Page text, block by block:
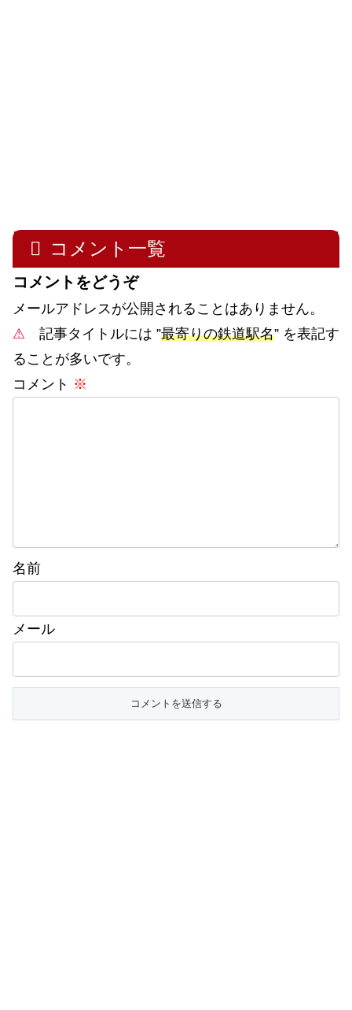
コメント一覧
コメントをどうぞ
メールアドレスが公開されることはありません。
⚠ 記事タイトルには ”最寄りの鉄道駅名” を表記す
ることが多いです。
コメント ※
名前
メール